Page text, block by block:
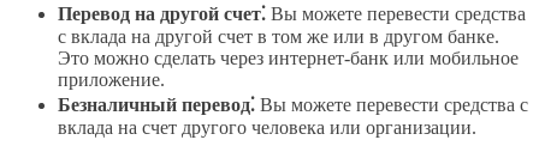
Перевод на другой счет⁚ Вы можете перевести средства
с вклада на другой счет в том же или в другом банке.
Это можно сделать через интернет-банк или мобильное
приложение.
Безналичный перевод⁚ Вы можете перевести средства с
вклада на счет другого человека или организации.